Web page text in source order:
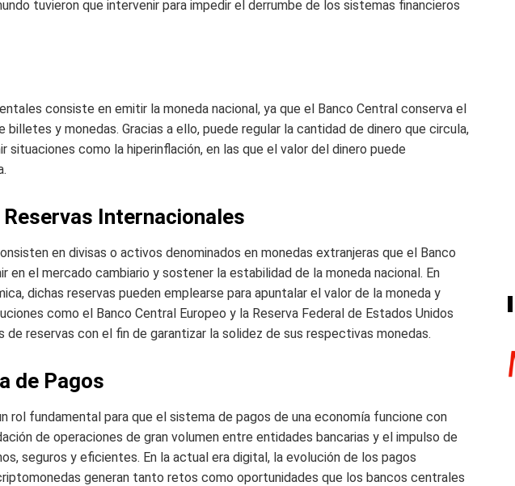
tuvieron que intervenir para impedir el derrumbe de los sistemas financieros
consiste en emitir la moneda nacional, ya que el Banco Central conserva el
billetes y monedas. Gracias a ello, puede regular la cantidad de dinero que circula,
situaciones como la hiperinflación, en las que el valor del dinero puede
Internacionales
en divisas o activos denominados en monedas extranjeras que el Banco
en el mercado cambiario y sostener la estabilidad de la moneda nacional. En
dichas reservas pueden emplearse para apuntalar el valor de la moneda y
como el Banco Central Europeo y la Reserva Federal de Estados Unidos
de reservas con el fin de garantizar la solidez de sus respectivas monedas.
de Pagos
rol fundamental para que el sistema de pagos de una economía funcione con
de operaciones de gran volumen entre entidades bancarias y el impulso de
seguros y eficientes. En la actual era digital, la evolución de los pagos
generan tanto retos como oportunidades que los bancos centrales